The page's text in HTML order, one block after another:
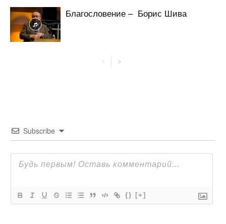
Благословение – Борис Шива
Subscribe
{} [+]